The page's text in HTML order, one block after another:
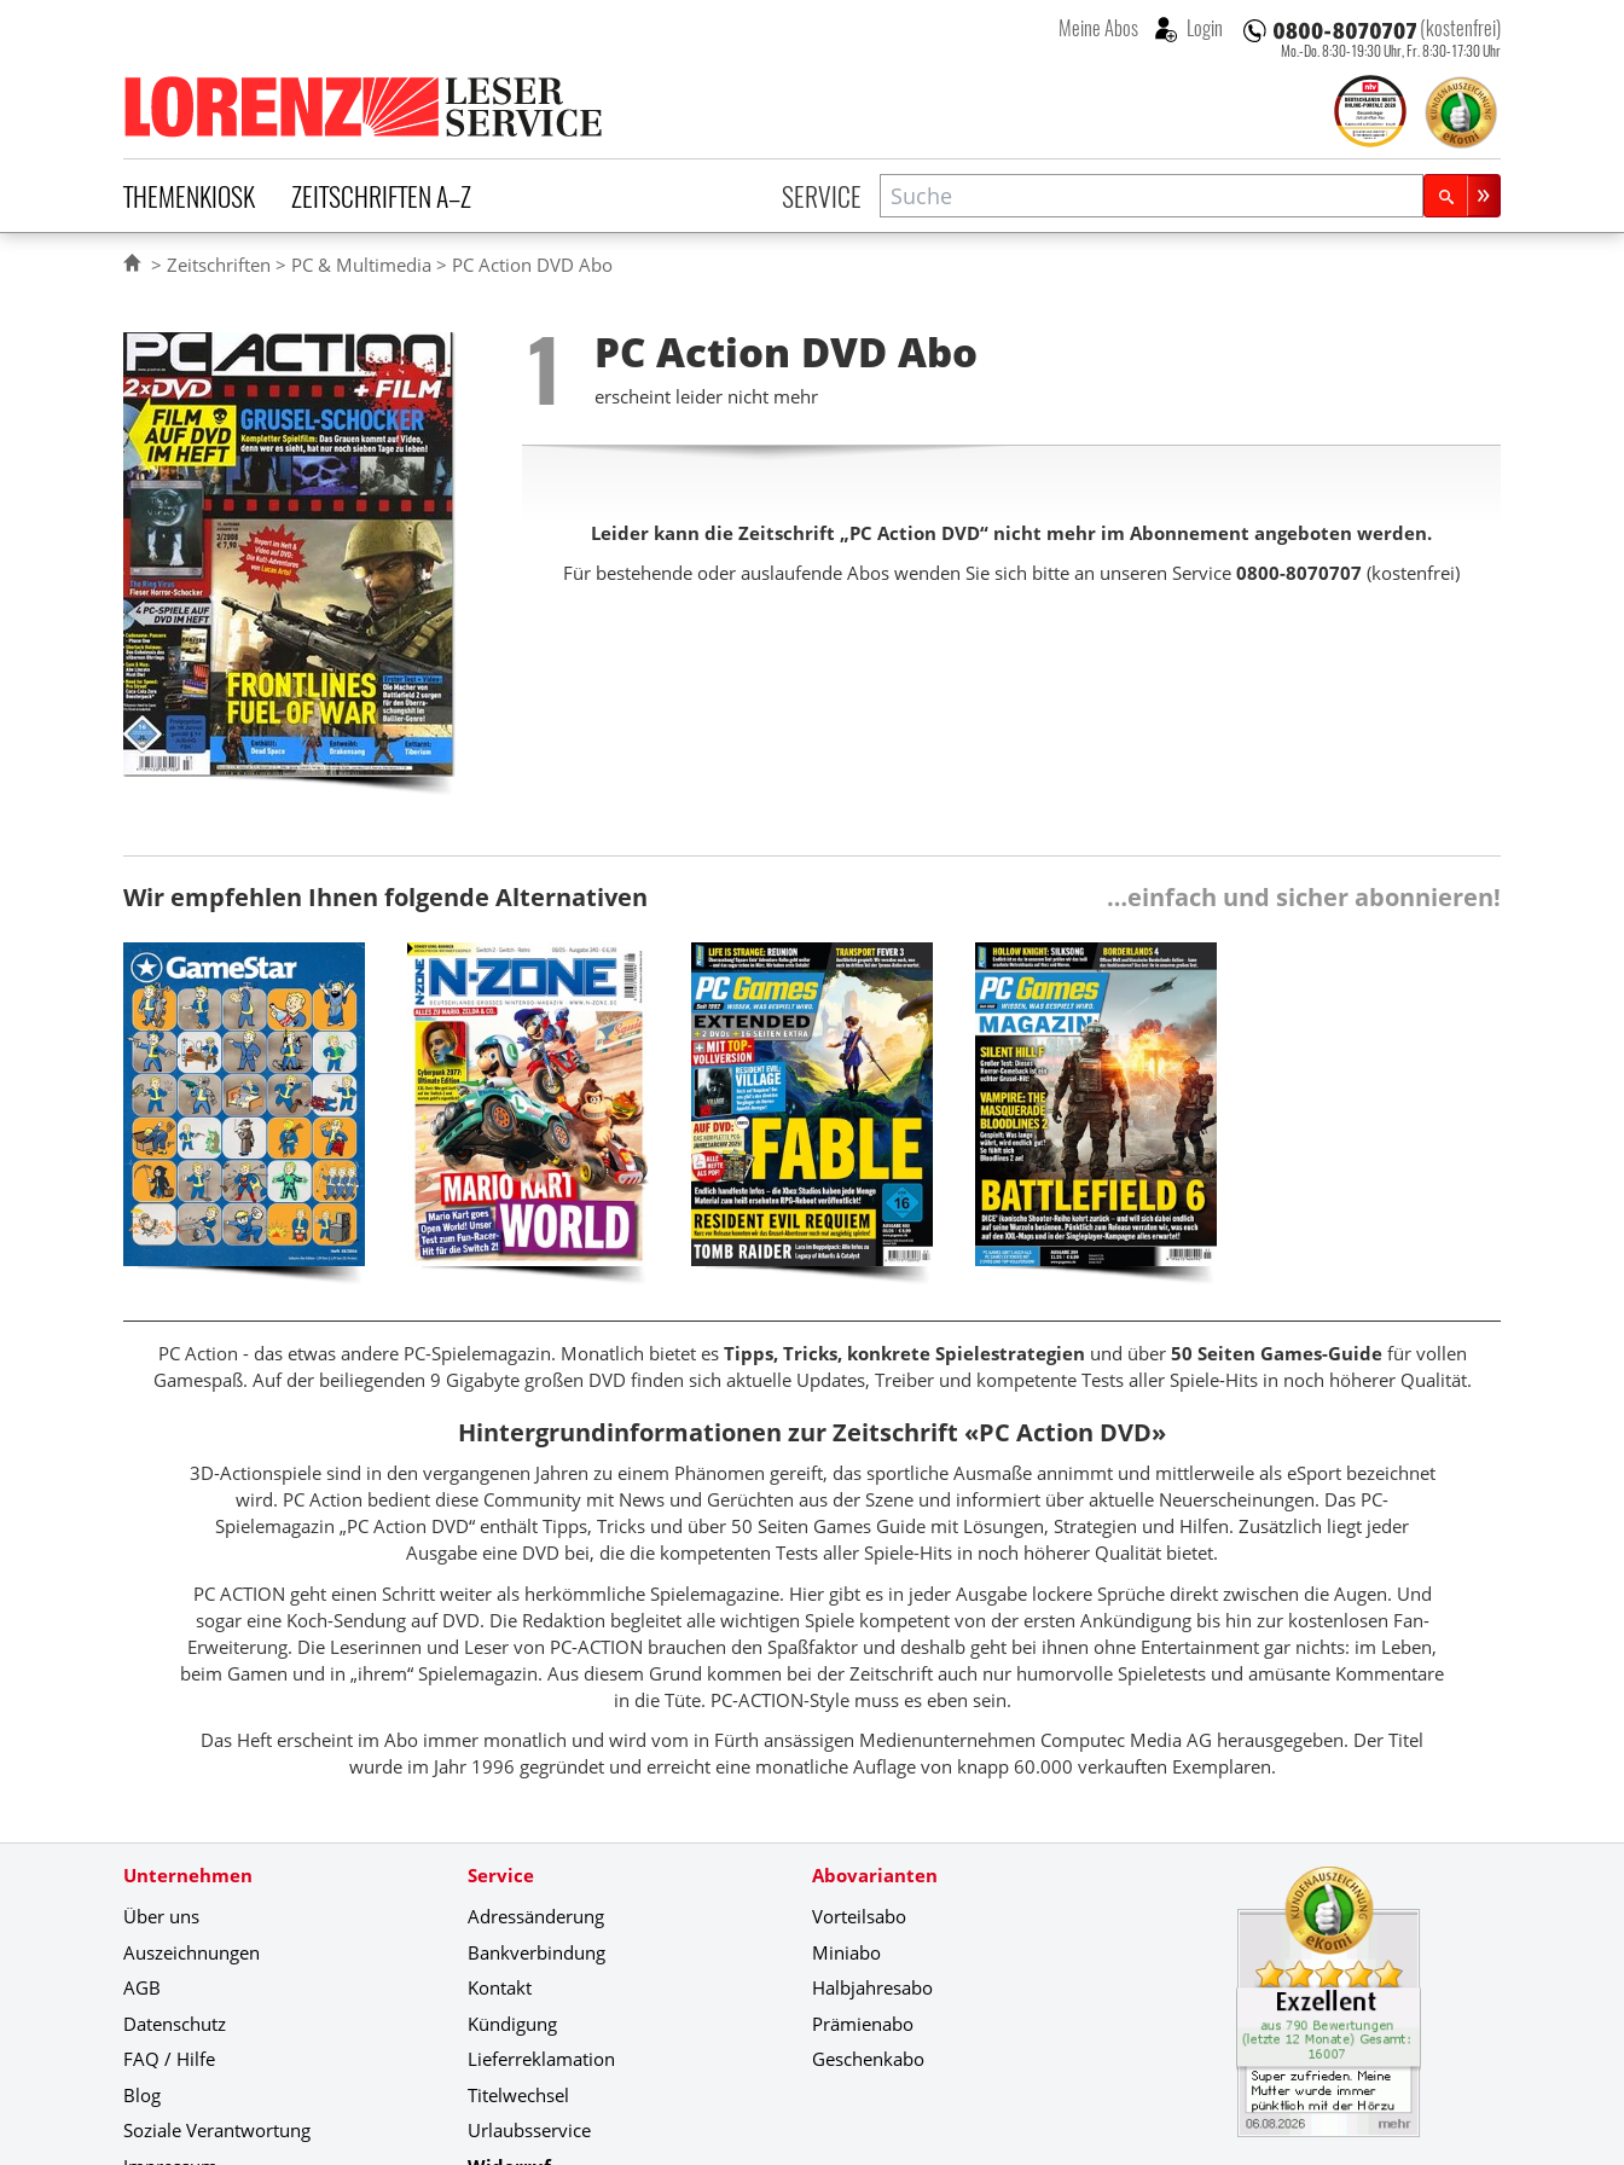
Lorenz Leserservice
(kostenfrei)
Mo.-Do. 8:30-19:30 Uhr, Fr. 8:30-17:30 Uhr
Meine Abos Login
THEMENKIOSK ZEITSCHRIFTEN A–Z SERVICE Suche
Zeitschriftensuche
Zeitschriften PC & Multimedia PC Action DVD Abo
Step
1 PC Action DVD Abo
erscheint leider nicht mehr
Leider kann die Zeitschrift „PC Action DVD“ nicht mehr im Abonnement angeboten werden.
Für bestehende oder auslaufende Abos wenden Sie sich bitte an unseren Service 0800-8070707 (kostenfrei)
Wir empfehlen Ihnen folgende Alternativen …einfach und sicher abonnieren!
PC Action - das etwas andere PC-Spielemagazin. Monatlich bietet es Tipps, Tricks, konkrete Spielestrategien und über 50 Seiten Games-Guidefür vollen
Gamespaß. Auf der beiliegenden 9 Gigabyte großen DVD finden sich aktuelle Updates, Treiber und kompetente Tests aller Spiele-Hits in noch höherer Qualität.
Hintergrundinformationen zur Zeitschrift «PC Action DVD»
3D-Actionspiele sind in den vergangenen Jahren zu einem Phänomen gereift, das sportliche Ausmaße annimmt und mittlerweile als eSport bezeichnet
wird. PC Action bedient diese Community mit News und Gerüchten aus der Szene und informiert über aktuelle Neuerscheinungen. Das PC-
Spielemagazin „PC Action DVD“ enthält Tipps, Tricks und über 50 Seiten Games Guide mit Lösungen, Strategien und Hilfen. Zusätzlich liegt jeder
Ausgabe eine DVD bei, die die kompetenten Tests aller Spiele-Hits in noch höherer Qualität bietet.
PC ACTION geht einen Schritt weiter als herkömmliche Spielemagazine. Hier gibt es in jeder Ausgabe lockere Sprüche direkt zwischen die Augen. Und
sogar eine Koch-Sendung auf DVD. Die Redaktion begleitet alle wichtigen Spiele kompetent von der ersten Ankündigung bis hin zur kostenlosen Fan-
Erweiterung. Die Leserinnen und Leser von PC-ACTION brauchen den Spaßfaktor und deshalb geht bei ihnen ohne Entertainment gar nichts: im Leben,
beim Gamen und in „ihrem“ Spielemagazin. Aus diesem Grund kommen bei der Zeitschrift auch nur humorvolle Spieletests und amüsante Kommentare
in die Tüte. PC-ACTION-Style muss es eben sein.
Das Heft erscheint im Abo immer monatlich und wird vom in Fürth ansässigen Medienunternehmen Computec Media AG herausgegeben. Der Titel
wurde im Jahr 1996 gegründet und erreicht eine monatliche Auflage von knapp 60.000 verkauften Exemplaren.
Unternehmen
Über uns
Auszeichnungen
AGB
Datenschutz
FAQ / Hilfe
Blog
Soziale Verantwortung
Service
Adressänderung
Bankverbindung
Kontakt
Kündigung
Lieferreklamation
Titelwechsel
Urlaubsservice
Abovarianten
Vorteilsabo
Miniabo
Halbjahresabo
Prämienabo
Geschenkabo